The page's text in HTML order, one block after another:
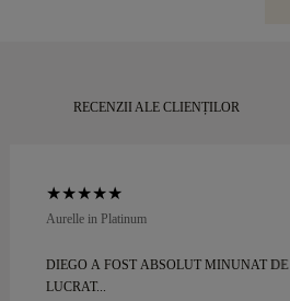
RECENZII ALE CLIENȚILOR
Aurelle in Platinum
DIEGO A FOST ABSOLUT MINUNAT DE
LUCRAT...